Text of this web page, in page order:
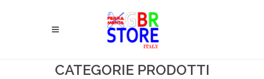
CATEGORIE PRODOTTI